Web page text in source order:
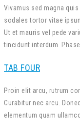
Vivamus sed magna
sodales tortor vitae
Ut et mauris vel pede
tincidunt interdum.
TAB FOUR
Proin elit arcu, rutrum
Curabitur nec arcu.
elementum quam